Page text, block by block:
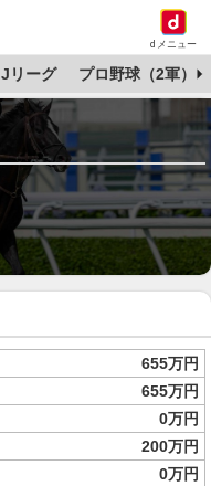
dメニュー
Jリーグ プロ野球（2軍）
655万円
655万円
0万円
200万円
0万円